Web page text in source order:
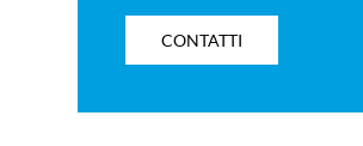
CONTATTI